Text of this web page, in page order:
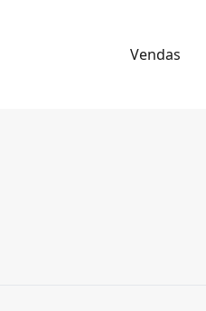
Vendas